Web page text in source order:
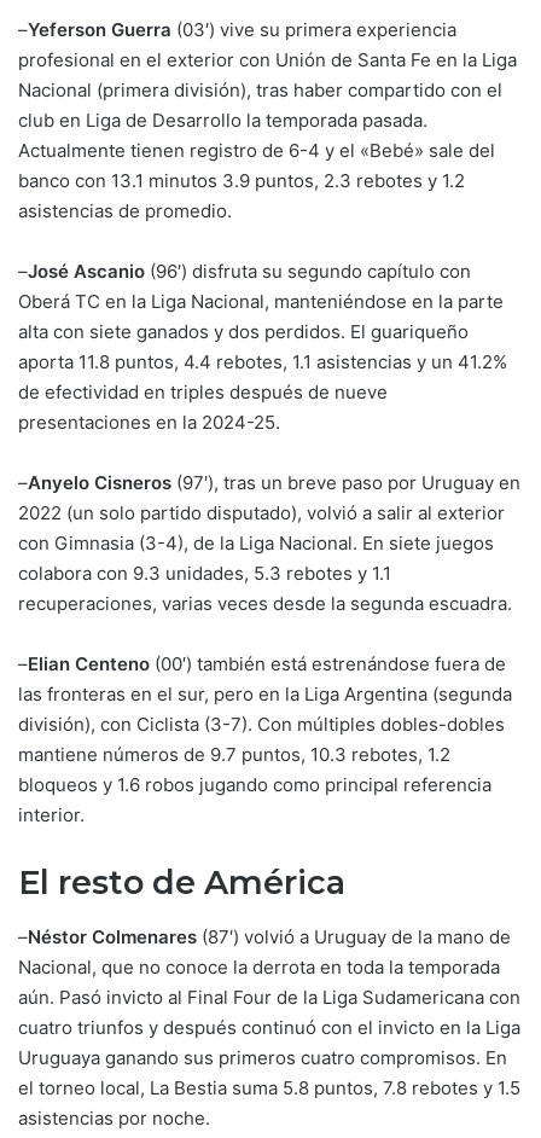
–Yeferson Guerra (03′) vive su primera experiencia
profesional en el exterior con Unión de Santa Fe en la Liga
Nacional (primera división), tras haber compartido con el
club en Liga de Desarrollo la temporada pasada.
Actualmente tienen registro de 6-4 y el «Bebé» sale del
banco con 13.1 minutos 3.9 puntos, 2.3 rebotes y 1.2
asistencias de promedio.
–José Ascanio (96′) disfruta su segundo capítulo con
Oberá TC en la Liga Nacional, manteniéndose en la parte
alta con siete ganados y dos perdidos. El guariqueño
aporta 11.8 puntos, 4.4 rebotes, 1.1 asistencias y un 41.2%
de efectividad en triples después de nueve
presentaciones en la 2024-25.
–Anyelo Cisneros (97′), tras un breve paso por Uruguay en
2022 (un solo partido disputado), volvió a salir al exterior
con Gimnasia (3-4), de la Liga Nacional. En siete juegos
colabora con 9.3 unidades, 5.3 rebotes y 1.1
recuperaciones, varias veces desde la segunda escuadra.
–Elian Centeno (00′) también está estrenándose fuera de
las fronteras en el sur, pero en la Liga Argentina (segunda
división), con Ciclista (3-7). Con múltiples dobles-dobles
mantiene números de 9.7 puntos, 10.3 rebotes, 1.2
bloqueos y 1.6 robos jugando como principal referencia
interior.
El resto de América
–Néstor Colmenares (87′) volvió a Uruguay de la mano de
Nacional, que no conoce la derrota en toda la temporada
aún. Pasó invicto al Final Four de la Liga Sudamericana con
cuatro triunfos y después continuó con el invicto en la Liga
Uruguaya ganando sus primeros cuatro compromisos. En
el torneo local, La Bestia suma 5.8 puntos, 7.8 rebotes y 1.5
asistencias por noche.